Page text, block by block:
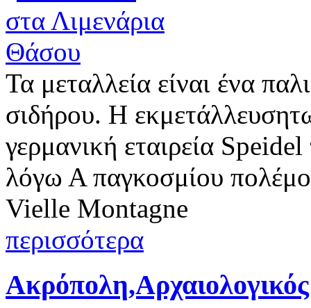
Τα μεταλλεία είναι ένα
σιδήρου. Η
γερμανική εταιρεία
λόγω Α παγκοσμίου
Vielle Montagne
περισσότερα